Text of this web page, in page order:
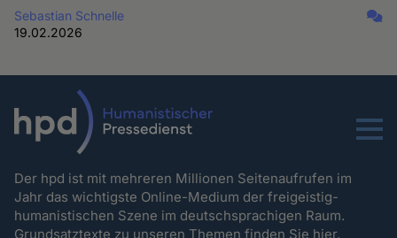
Sebastian Schnelle
19.02.2026
Menu
Der hpd ist mit mehreren Millionen Seitenaufrufen im
Jahr das wichtigste Online-Medium der freigeistig-
humanistischen Szene im deutschsprachigen Raum.
Grundsatztexte zu unseren Themenfinden Sie hier.